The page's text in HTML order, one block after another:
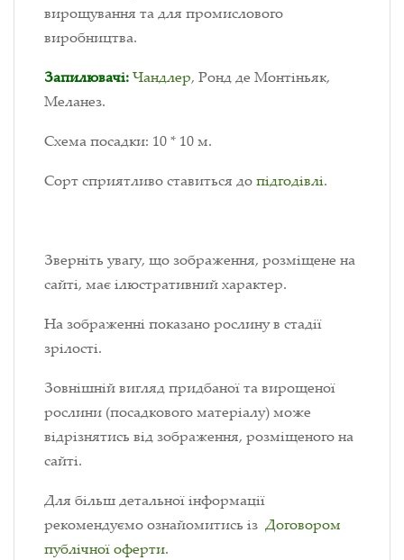
вирощування та для промислового
виробництва.
Запилювачі:Чандлер, Ронд де Монтіньяк,
Меланез.
Схема посадки: 10 * 10 м.
Сорт сприятливо ставиться допідгодівлі.
Зверніть увагу, що зображення, розміщене на
сайті, має ілюстративний характер.
На зображенні показано рослину в стадії
зрілості.
Зовнішній вигляд придбаної та вирощеної
рослини (посадкового матеріалу) може
відрізнятись від зображення, розміщеного на
сайті.
Для більш детальної інформації
рекомендуємо ознайомитись із Договором
публічної оферти.